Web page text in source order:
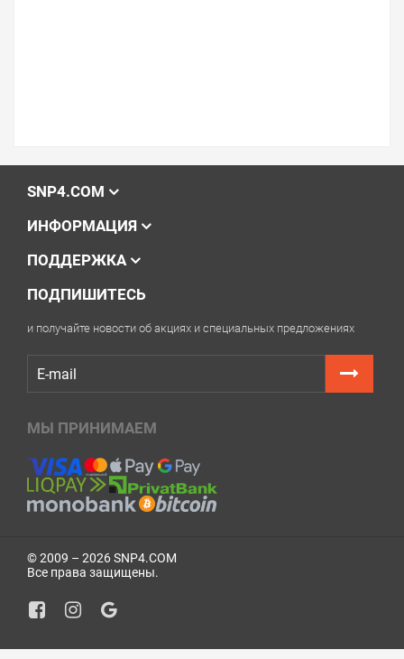
SNP4.COM
ИНФОРМАЦИЯ
ПОДДЕРЖКА
ПОДПИШИТЕСЬ
и получайте новости об акциях и специальных предложениях
МЫ ПРИНИМАЕМ
© 2009 – 2026 SNP4.COM
Все права защищены.